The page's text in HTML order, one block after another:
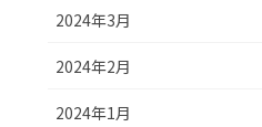
2024年3月
2024年2月
2024年1月